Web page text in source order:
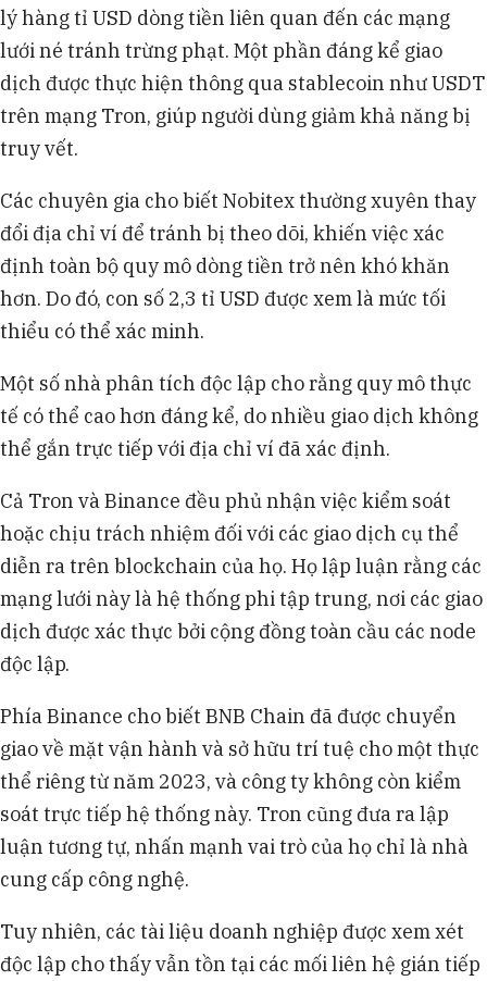
lý hàng tỉ USD dòng tiền liên quan đến các mạng
lưới né tránh trừng phạt. Một phần đáng kể giao
dịch được thực hiện thông qua stablecoin như USDT
trên mạng Tron, giúp người dùng giảm khả năng bị
truy vết.
Các chuyên gia cho biết Nobitex thường xuyên thay
đổi địa chỉ ví để tránh bị theo dõi, khiến việc xác
định toàn bộ quy mô dòng tiền trở nên khó khăn
hơn. Do đó, con số 2,3 tỉ USD được xem là mức tối
thiểu có thể xác minh.
Một số nhà phân tích độc lập cho rằng quy mô thực
tế có thể cao hơn đáng kể, do nhiều giao dịch không
thể gắn trực tiếp với địa chỉ ví đã xác định.
Cả Tron và Binance đều phủ nhận việc kiểm soát
hoặc chịu trách nhiệm đối với các giao dịch cụ thể
diễn ra trên blockchain của họ. Họ lập luận rằng các
mạng lưới này là hệ thống phi tập trung, nơi các giao
dịch được xác thực bởi cộng đồng toàn cầu các node
độc lập.
Phía Binance cho biết BNB Chain đã được chuyển
giao về mặt vận hành và sở hữu trí tuệ cho một thực
thể riêng từ năm 2023, và công ty không còn kiểm
soát trực tiếp hệ thống này. Tron cũng đưa ra lập
luận tương tự, nhấn mạnh vai trò của họ chỉ là nhà
cung cấp công nghệ.
Tuy nhiên, các tài liệu doanh nghiệp được xem xét
độc lập cho thấy vẫn tồn tại các mối liên hệ gián tiếp